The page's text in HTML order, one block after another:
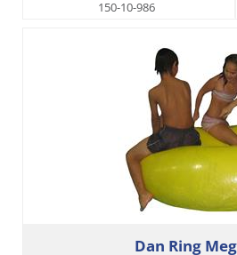
150-10-986
Dan Ring